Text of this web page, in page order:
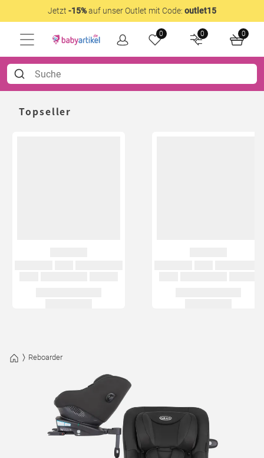
Jetzt -15%auf unser Outlet mit Code: outlet15
0 0 0
Topseller
Reboarder